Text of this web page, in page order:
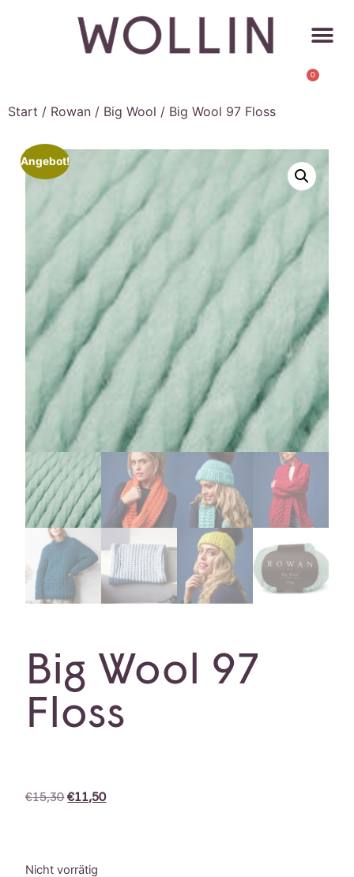
0
Start / Rowan / Big Wool / Big Wool 97 Floss
Angebot!
Big Wool 97
Floss
€15,30 €11,50
Nicht vorrätig